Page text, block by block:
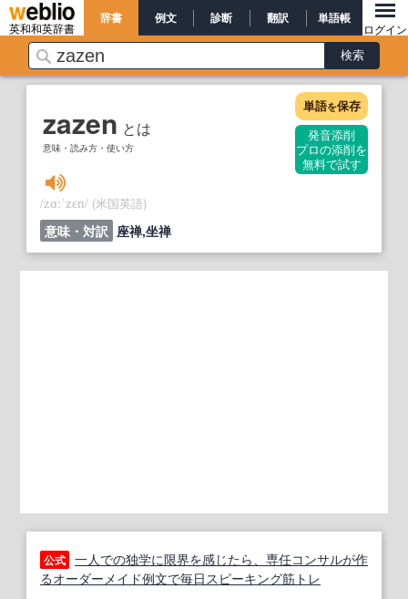
英和和英辞書
辞書 例文 診断 翻訳 単語帳
ログイン
zazen とは
意味・読み方・使い方
単語を保存
発音添削
プロの添削を
無料で試す
/zɑːˈzɛn/ (米国英語)
意味・対訳 座禅,坐禅
公式 一人での独学に限界を感じたら、専任コンサルが作
るオーダーメイド例文で毎日スピーキング筋トレ